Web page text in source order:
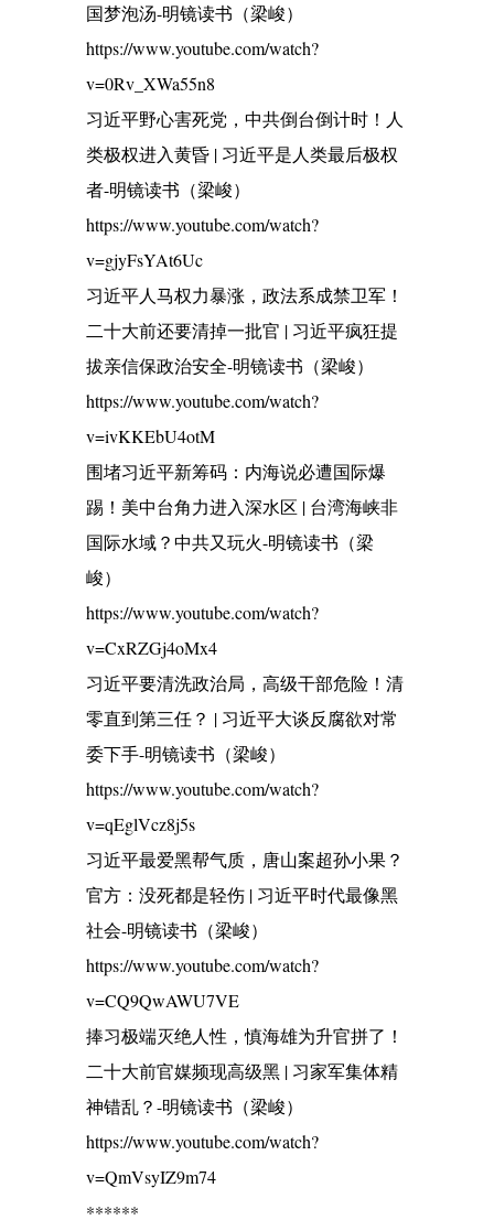
国梦泡汤-明镜读书（梁峻）
https://www.youtube.com/watch?
v=0Rv_XWa55n8
习近平野心害死党，中共倒台倒计时！人
类极权进入黄昏 | 习近平是人类最后极权
者-明镜读书（梁峻）
https://www.youtube.com/watch?
v=gjyFsYAt6Uc
习近平人马权力暴涨，政法系成禁卫军！
二十大前还要清掉一批官 | 习近平疯狂提
拔亲信保政治安全-明镜读书（梁峻）
https://www.youtube.com/watch?
v=ivKKEbU4otM
围堵习近平新筹码：内海说必遭国际爆
踢！美中台角力进入深水区 | 台湾海峡非
国际水域？中共又玩火-明镜读书（梁
峻）
https://www.youtube.com/watch?
v=CxRZGj4oMx4
习近平要清洗政治局，高级干部危险！清
零直到第三任？ | 习近平大谈反腐欲对常
委下手-明镜读书（梁峻）
https://www.youtube.com/watch?
v=qEglVcz8j5s
习近平最爱黑帮气质，唐山案超孙小果？
官方：没死都是轻伤 | 习近平时代最像黑
社会-明镜读书（梁峻）
https://www.youtube.com/watch?
v=CQ9QwAWU7VE
捧习极端灭绝人性，慎海雄为升官拼了！
二十大前官媒频现高级黑 | 习家军集体精
神错乱？-明镜读书（梁峻）
https://www.youtube.com/watch?
v=QmVsyIZ9m74
******